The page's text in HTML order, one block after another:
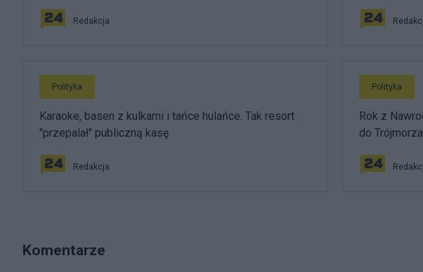
Redakcja
Polityka
Karaoke, basen z kulkami i tańce hulańce. Tak resort
"przepalał" publiczną kasę
Redakcja
Polityka
Rok z
do Trójmorza
Komentarze